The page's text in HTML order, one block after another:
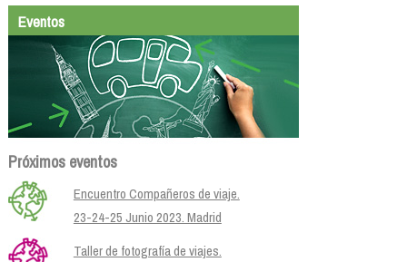
Eventos
Próximos eventos
Encuentro Compañeros de viaje.
23-24-25 Junio 2023. Madrid
Taller de fotografía de viajes.